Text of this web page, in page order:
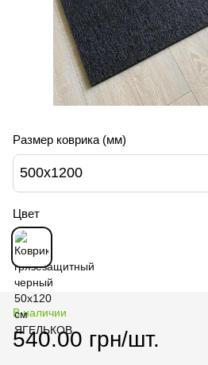
Размер коврика (мм)
500х1200
Цвет
В наличии
540.00 грн/шт.